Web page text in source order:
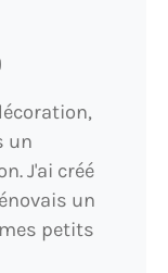
un
J'ai créé
un
petits